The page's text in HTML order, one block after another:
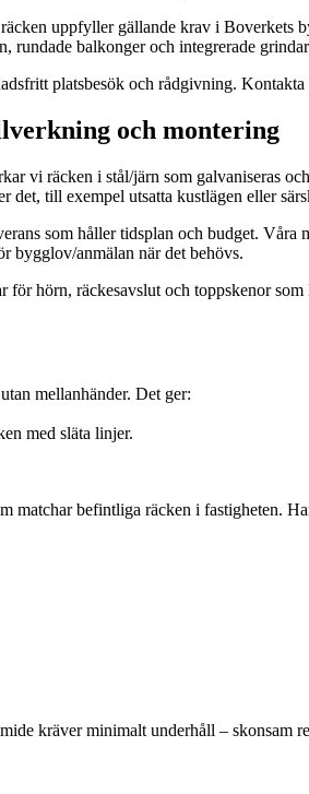
uppfyller gällande krav i
rundade balkonger och integrerade
platsbesök och rådgivning.
och montering
vi räcken i stål/järn som galvaniseras
till exempel utsatta kustlägen eller
som håller tidsplan och budget. Våra
bygglov/anmälan när det behövs.
hörn, räckesavslut och toppskenor
mellanhänder. Det ger:
med släta linjer.
befintliga räcken i fastigheten.
kräver minimalt underhåll – skonsam